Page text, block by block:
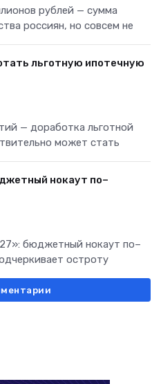
рублей — сумма
россиян, но совсем не
льготную ипотечную
— доработка льготной
может стать
нокаут по–
бюджетный нокаут по–
остроту